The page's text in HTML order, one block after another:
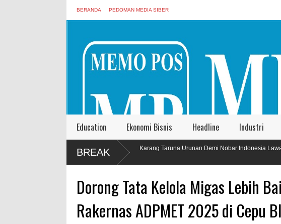
BERANDA PEDOMAN MEDIA SIBER
Education Ekonomi Bisnis Headline Industri
BREAK
Anggota Karang Taruna Urunan Demi Nobar Indonesia Lawan
PT. Harmoni
Dorong Tata Kelola Migas Lebih
Rakernas ADPMET 2025 di Cepu